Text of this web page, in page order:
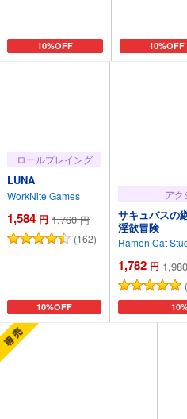
10%OFF
カートに追加 10%OFF
カートに
ロールプレイング
LUNA
WorkNite Games
1,584 円 1,760 円
(162)
10%OFF
カートに追加
アク
サキュバスの
淫欲冒険
Ramen Cat
1,782 円 1,980
カ